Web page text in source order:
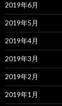
2019年6月
2019年5月
2019年4月
2019年3月
2019年2月
2019年1月